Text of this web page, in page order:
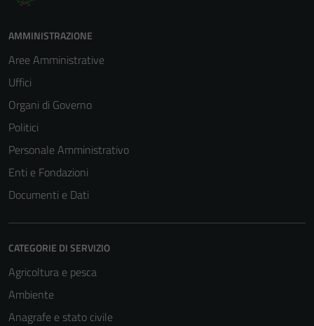
AMMINISTRAZIONE
Aree Amministrative
Uffici
Organi di Governo
Politici
Personale Amministrativo
Enti e Fondazioni
Documenti e Dati
CATEGORIE DI SERVIZIO
Agricoltura e pesca
Ambiente
Anagrafe e stato civile